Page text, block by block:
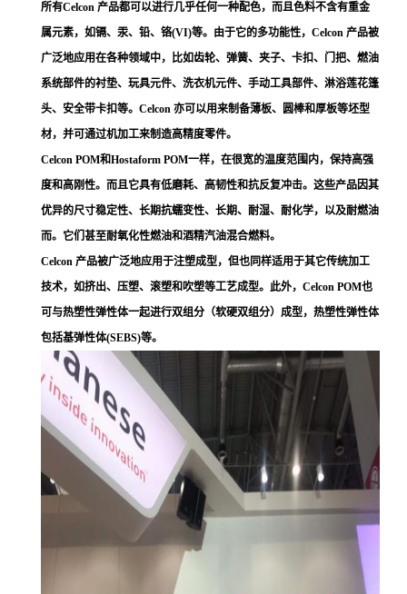
所有Celcon 产品都可以进行几乎任何一种配色，而且色料不含有重金
属元素，如镉、汞、铅、铬(VI)等。由于它的多功能性，Celcon 产品被
广泛地应用在各种领域中，比如齿轮、弹簧、夹子、卡扣、门把、燃油
系统部件的衬垫、玩具元件、洗衣机元件、手动工具部件、淋浴莲花篷
头、安全带卡扣等。Celcon 亦可以用来制备薄板、圆棒和厚板等坯型
材，并可通过机加工来制造高精度零件。
Celcon POM和Hostaform POM一样，在很宽的温度范围内，保持高强
度和高刚性。而且它具有低磨耗、高韧性和抗反复冲击。这些产品因其
优异的尺寸稳定性、长期抗蠕变性、长期、耐湿、耐化学，以及耐燃油
而。它们甚至耐氧化性燃油和酒精汽油混合燃料。
Celcon 产品被广泛地应用于注塑成型，但也同样适用于其它传统加工
技术，如挤出、压塑、滚塑和吹塑等工艺成型。此外，Celcon POM也
可与热塑性弹性体一起进行双组分（软硬双组分）成型，热塑性弹性体
包括基弹性体(SEBS)等。